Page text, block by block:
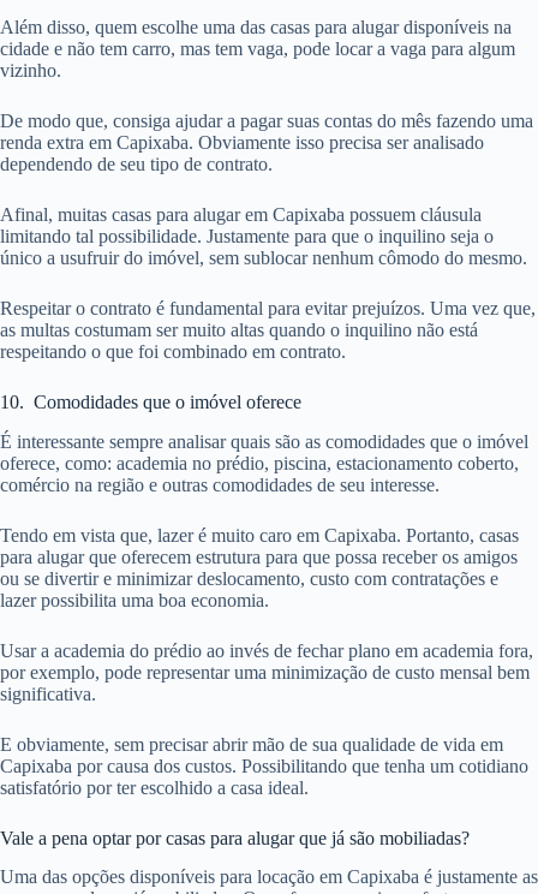
Além disso, quem escolhe uma das casas para alugar disponíveis na
cidade e não tem carro, mas tem vaga, pode locar a vaga para algum
vizinho.
De modo que, consiga ajudar a pagar suas contas do mês fazendo uma
renda extra em Capixaba. Obviamente isso precisa ser analisado
dependendo de seu tipo de contrato.
Afinal, muitas casas para alugar em Capixaba possuem cláusula
limitando tal possibilidade. Justamente para que o inquilino seja o
único a usufruir do imóvel, sem sublocar nenhum cômodo do mesmo.
Respeitar o contrato é fundamental para evitar prejuízos. Uma vez que,
as multas costumam ser muito altas quando o inquilino não está
respeitando o que foi combinado em contrato.
10. Comodidades que o imóvel oferece
É interessante sempre analisar quais são as comodidades que o imóvel
oferece, como: academia no prédio, piscina, estacionamento coberto,
comércio na região e outras comodidades de seu interesse.
Tendo em vista que, lazer é muito caro em Capixaba. Portanto, casas
para alugar que oferecem estrutura para que possa receber os amigos
ou se divertir e minimizar deslocamento, custo com contratações e
lazer possibilita uma boa economia.
Usar a academia do prédio ao invés de fechar plano em academia fora,
por exemplo, pode representar uma minimização de custo mensal bem
significativa.
E obviamente, sem precisar abrir mão de sua qualidade de vida em
Capixaba por causa dos custos. Possibilitando que tenha um cotidiano
satisfatório por ter escolhido a casa ideal.
Vale a pena optar por casas para alugar que já são mobiliadas?
Uma das opções disponíveis para locação em Capixaba é justamente as